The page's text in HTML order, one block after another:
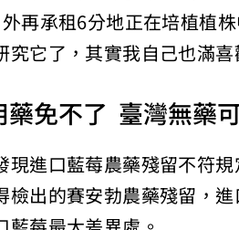
再承租6分地正在培植植
它了，其實我自己也滿
免不了 臺灣無藥
進口藍莓農藥殘留不符
出的賽安勃農藥殘留，